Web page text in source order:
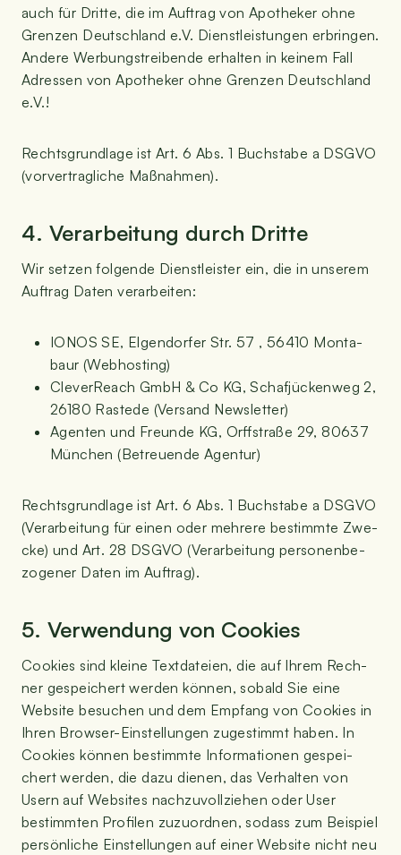
auch für Drit­te, die im Auf­trag von Apo­the­ker ohne
Gren­zen Deutsch­land e.V. Dienst­leis­tun­gen erbrin­gen.
Ande­re Wer­bungs­trei­ben­de erhal­ten in kei­nem Fall
Adres­sen von Apo­the­ker ohne Gren­zen Deutsch­land
e.V.!
Rechts­grund­la­ge ist Art. 6 Abs. 1 Buch­sta­be a DSGVO
(vor­ver­trag­li­che Maßnahmen).
4. Ver­ar­bei­tung durch Dritte
Wir set­zen fol­gen­de Dienst­leis­ter ein, die in unse­rem
Auf­trag Daten verarbeiten:
IONOS SE, Elgen­dor­fer Str. 57 , 56410 Mon­ta­
baur (Web­hos­ting)
Cle­ver­Reach GmbH & Co KG, Schaf­jü­cken­weg 2,
26180 Ras­tede (Ver­sand Newsletter)
Agen­ten und Freun­de KG, Orff­stra­ße 29, 80637
Mün­chen (Betreu­en­de Agentur)
Rechts­grund­la­ge ist Art. 6 Abs. 1 Buch­sta­be a DSGVO
(Ver­ar­bei­tung für einen oder meh­re­re bestimm­te Zwe­
cke) und Art. 28 DSGVO (Ver­ar­bei­tung per­so­nen­be­
zo­ge­ner Daten im Auftrag).
5. Ver­wen­dung von Cookies
Coo­kies sind klei­ne Text­da­tei­en, die auf Ihrem Rech­
ner gespei­chert wer­den kön­nen, sobald Sie eine
Web­site besu­chen und dem Emp­fang von Coo­kies in
Ihren Brow­ser-Ein­stel­lun­gen zuge­stimmt haben. In
Coo­kies kön­nen bestimm­te Infor­ma­tio­nen gespei­
chert wer­den, die dazu die­nen, das Ver­hal­ten von
Usern auf Web­sites nach­zu­voll­zie­hen oder User
bestimm­ten Pro­fi­len zuzu­ord­nen, sodass zum Bei­spiel
per­sön­li­che Ein­stel­lun­gen auf einer Web­site nicht neu